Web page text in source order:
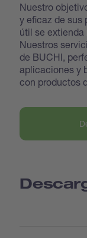
Nuestro
y eficaz de sus
útil se extienda
Nuestros
de BUCHI,
aplicaciones y
con productos